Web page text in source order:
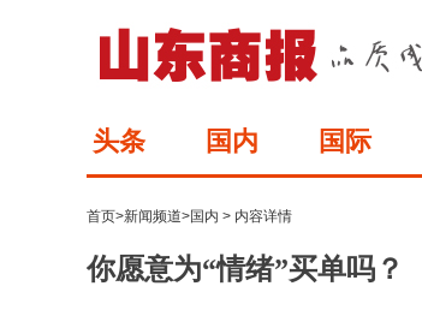
头条 国内 国际
首页>新闻频道>国内 > 内容详情
你愿意为“情绪”买单吗？